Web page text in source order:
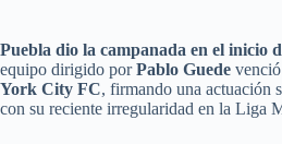
Puebla dio la campanada en el inicio
equipo dirigido porPablo Guede
York City FC, firmando una actuación
con su reciente irregularidad en la Liga